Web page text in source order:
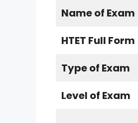
Name of Exam
HTET Full Form
Type of Exam
Level of Exam